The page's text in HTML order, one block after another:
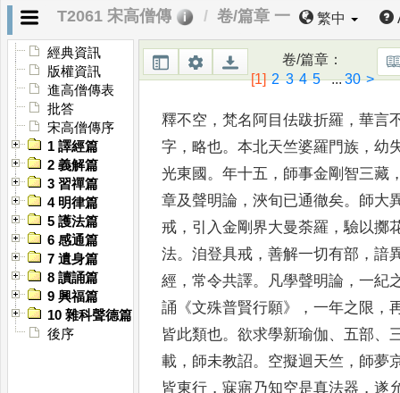
T2061 宋高僧傳 卷/篇章 一 繁中
經典資訊
版權資訊
進高僧傳表
批答
宋高僧傳序
1 譯經篇
2 義解篇
3 習禪篇
4 明律篇
5 護法篇
6 感通篇
7 遺身篇
8 讀誦篇
9 興福篇
10 雜科聲德篇
後序
卷/篇章 ：
[1] 2 3 4 5...30 >
徵驗 ，率為時所慢 吁 法醨薄
唐京兆大興善寺不空
釋不空 ，梵名阿目佉跋折羅 ，華言
字 ，略也。本北天竺婆羅門族 ，幼
光東國 。年十五 ， 師事金剛智三藏
章及聲明論 ，浹旬已通徹矣。 師大
戒 ， 引入金剛界大曼荼羅 ，驗以擲
法。洎登具戒 ，善解一切有部 ，諳
經 ，常令共譯。 凡學聲明論 ，一紀
誦 《文殊普賢行願》，一年之限 ，
皆此類也。欲求學新瑜伽、五部、
載 ， 師未教詔。 空擬迴天竺 ， 師夢
皆東行 ，寐寤乃知空是真法器 ，遂